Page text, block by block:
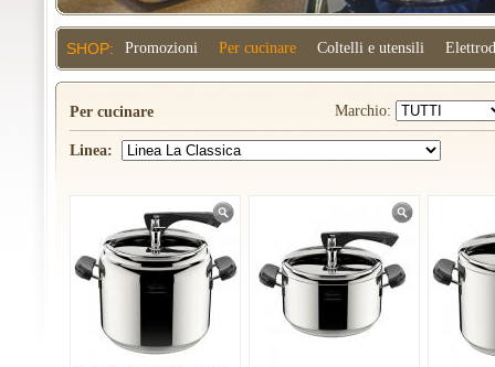
SHOP: Promozioni Per cucinare Coltelli e utensili
Per cucinare Marchio:
Linea: